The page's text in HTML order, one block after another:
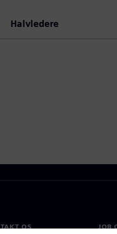
Halvledere
OS JOB